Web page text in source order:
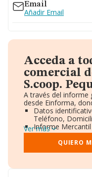
Email
Añadir Email
Acceda a
comercial
S.coop.
A través del
desde Einforma,
Datos
Teléfono,
Informe
Gráficos de
Consejo de
Directivos y
Ver más
QUIERO